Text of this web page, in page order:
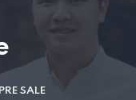
PRE SALE